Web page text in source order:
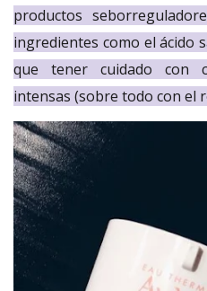
productos
ingredientes como el ácido
que tener cuidado con
intensas (sobre todo con el